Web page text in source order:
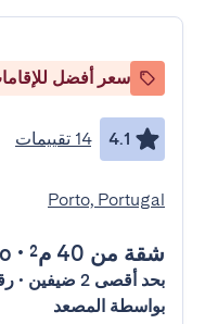
سعر أفضل للإقامات
4.1 14 تقييمات
Porto, Portugal
شقة من 40 م² •
بواسطة المصعد